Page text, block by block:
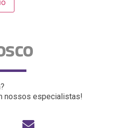
nossos especialistas!